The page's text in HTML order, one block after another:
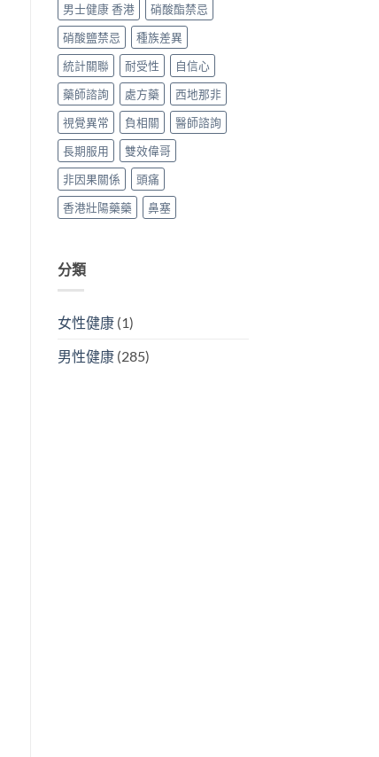
男士健康 香港
硝酸酯禁忌
硝酸鹽禁忌
種族差異
統計關聯
耐受性
自信心
藥師諮詢
處方藥
西地那非
視覺異常
負相關
醫師諮詢
長期服用
雙效偉哥
非因果關係
頭痛
香港壯陽藥藥
鼻塞
分類
女性健康(1)
男性健康(285)